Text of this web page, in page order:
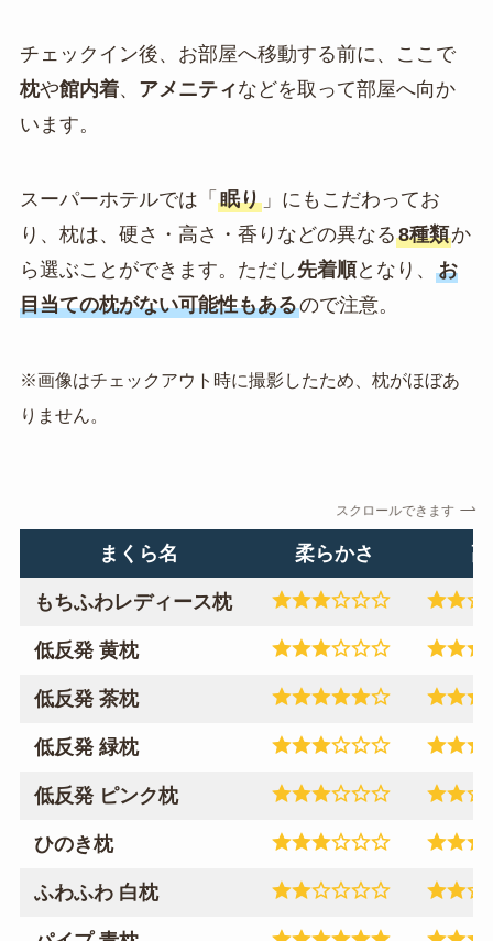
チェックイン後、お部屋へ移動する前に、ここで
枕や館内着、 アメニティなどを取って部屋へ向か
います。
スーパーホテルでは「 眠り」にもこだわってお
り、枕は、硬さ・高さ・香りなどの異なる8種類か
ら選ぶことができます。ただし 先着順となり、 お
目当ての枕がない可能性もあるので注意。
※画像はチェックアウト時に撮影したため、枕がほぼあ
りません。
スクロールできます
まくら名 柔らかさ
もちふわレディース枕
低反発 黄枕
低反発 茶枕
低反発 緑枕
低反発 ピンク枕
ひのき枕
ふわふわ 白枕